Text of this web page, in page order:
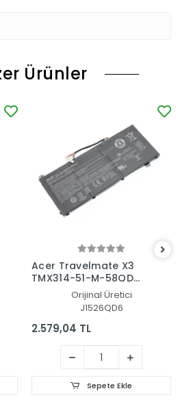
Ürünler
Acer Travelmate X3
TMX314-51-M-58QD
NX.VJVEG.001 Batarya
Orijinal Üretici
J1526QD6
2.579,04 TL
Sepete Ekle